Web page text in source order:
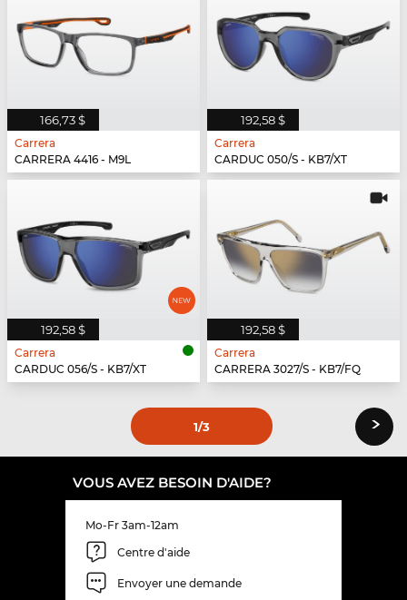
166,73 $
Carrera
CARRERA 4416 - M9L
192,58 $
Carrera
CARDUC 050/S - KB7/XT
192,58 $
Carrera
CARDUC 056/S - KB7/XT
192,58 $
Carrera
CARRERA 3027/S - KB7/FQ
1/3 ›
VOUS AVEZ BESOIN D'AIDE?
Mo-Fr 3am-12am
Centre d'aide
Envoyer une demande